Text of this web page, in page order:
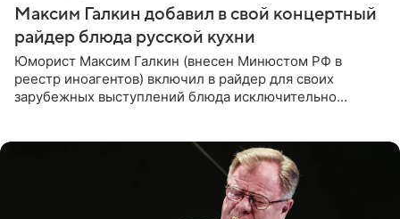
Максим Галкин добавил в свой концертный
райдер блюда русской кухни
Юморист Максим Галкин (внесен Минюстом РФ в
реестр иноагентов) включил в райдер для своих
зарубежных выступлений блюда исключительно